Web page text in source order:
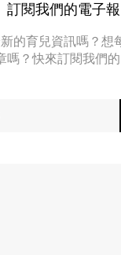
訂閱我們的電子報
的育兒資訊嗎？想
嗎？快來訂閱我們的